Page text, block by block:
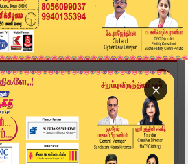
×
பிஎஸ்என்எல் 4ஜி: ...